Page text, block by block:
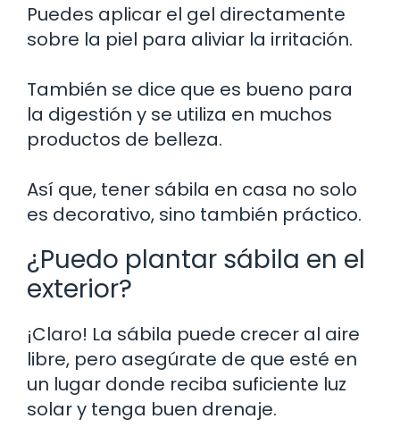
Puedes aplicar el gel directamente
sobre la piel para aliviar la irritación.
También se dice que es bueno para
la digestión y se utiliza en muchos
productos de belleza.
Así que, tener sábila en casa no solo
es decorativo, sino también práctico.
¿Puedo plantar sábila en el
exterior?
¡Claro! La sábila puede crecer al aire
libre, pero asegúrate de que esté en
un lugar donde reciba suficiente luz
solar y tenga buen drenaje.